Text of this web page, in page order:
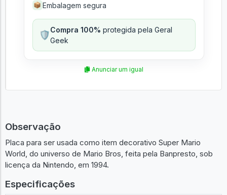
📦 Embalagem segura
🛡️Compra 100% protegida pela Geral
Geek
Anunciar um igual
Observação
Placa para ser usada como item decorativo Super Mario
World, do universo de Mario Bros, feita pela Banpresto, sob
licença da Nintendo, em 1994.
Especificações